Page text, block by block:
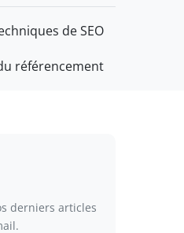
de SEO
référencement
derniers articles